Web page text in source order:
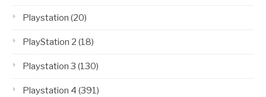
Playstation (20)
PlayStation 2 (18)
Playstation 3 (130)
Playstation 4 (391)